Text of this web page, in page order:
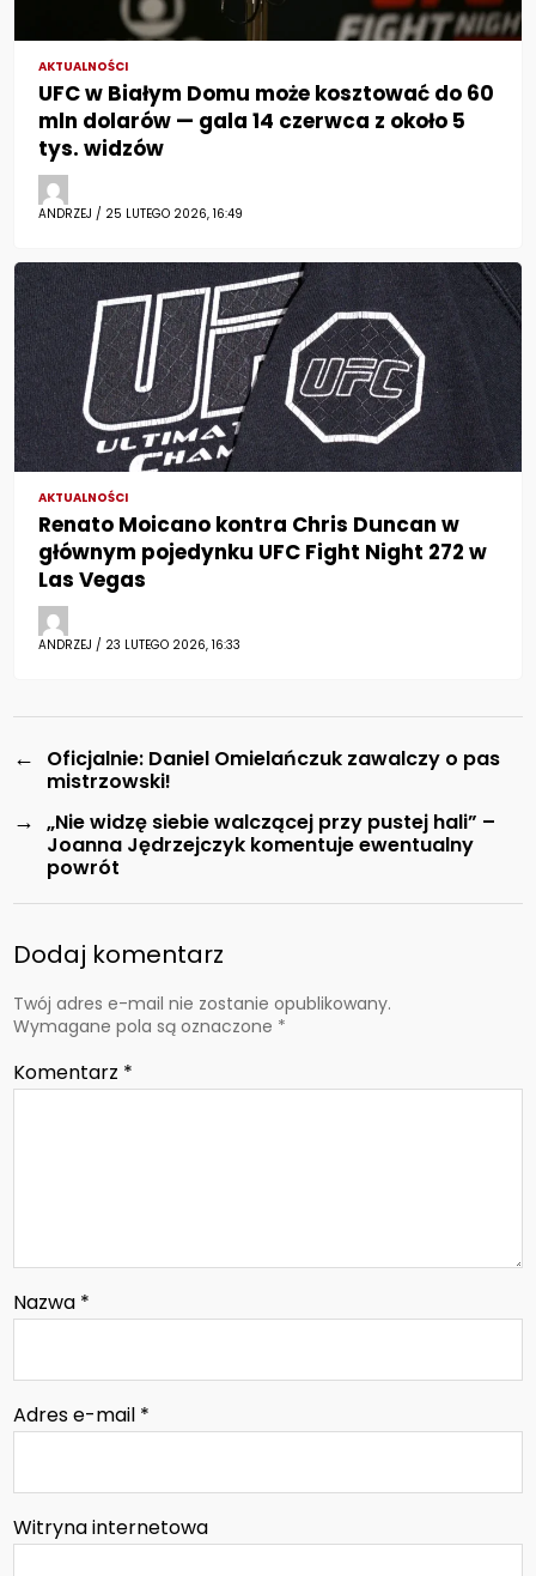
AKTUALNOŚCI
UFC w Białym Domu może kosztować do 60
mln dolarów — gala 14 czerwca z około 5
tys. widzów
ANDRZEJ / 25 LUTEGO 2026, 16:49
AKTUALNOŚCI
Renato Moicano kontra Chris Duncan w
głównym pojedynku UFC Fight Night 272 w
Las Vegas
ANDRZEJ / 23 LUTEGO 2026, 16:33
←
Oficjalnie: Daniel Omielańczuk zawalczy o pas
mistrzowski!
→ „Nie widzę siebie walczącej przy pustej hali” –
Joanna Jędrzejczyk komentuje ewentualny
powrót
Dodaj komentarz
Twój adres e-mail nie zostanie opublikowany.
Wymagane pola są oznaczone *
Komentarz *
Nazwa *
Adres e-mail *
Witryna internetowa